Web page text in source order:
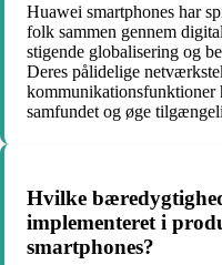
Huawei smartphones har
folk sammen gennem
stigende globalisering og
Deres pålidelige
kommunikationsfunktioner
samfundet og øge
Hvilke
implementeret i
smartphones?